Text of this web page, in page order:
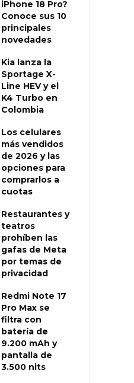
iPhone 18 Pro?
Conoce sus 10
principales
novedades
Kia lanza la
Sportage X-
Line HEV y el
K4 Turbo en
Colombia
Los celulares
más vendidos
de 2026 y las
opciones para
comprarlos a
cuotas
Restaurantes y
teatros
prohíben las
gafas de Meta
por temas de
privacidad
Redmi Note 17
Pro Max se
filtra con
batería de
9.200 mAh y
pantalla de
3.500 nits